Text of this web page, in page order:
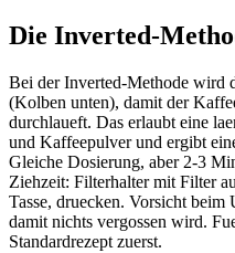
Die Inverted-
Bei der Inverted-Methode wird
(Kolben unten), damit der
durchlaueft. Das erlaubt eine
und Kaffeepulver und ergibt
Gleiche Dosierung, aber 2-3
Ziehzeit: Filterhalter mit Filter
Tasse, druecken. Vorsicht
damit nichts vergossen wird.
Standardrezept zuerst.